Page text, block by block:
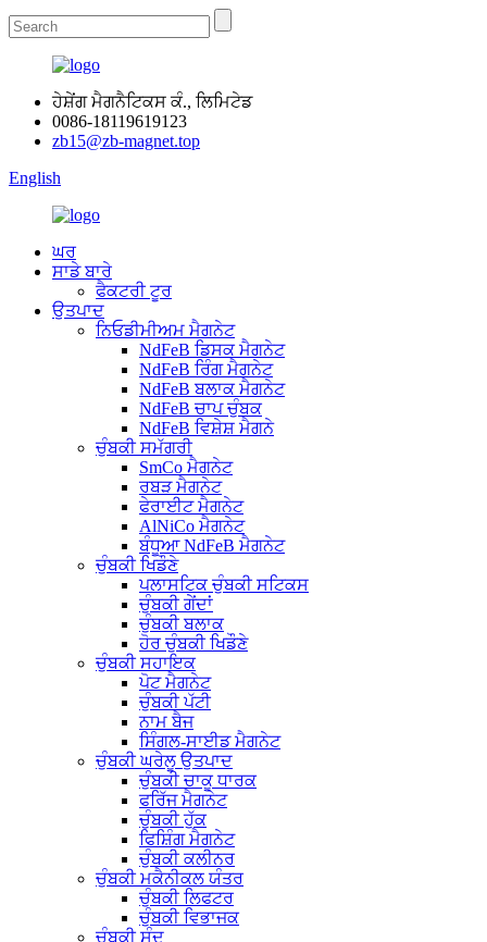
ਹੇਸ਼ੇਂਗ ਮੈਗਨੈਟਿਕਸ ਕੰ., ਲਿਮਿਟੇਡ
0086-18119619123
zb15@zb-magnet.top
English
ਘਰ
ਸਾਡੇ ਬਾਰੇ
ਫੈਕਟਰੀ ਟੂਰ
ਉਤਪਾਦ
ਨਿਓਡੀਮੀਅਮ ਮੈਗਨੇਟ
NdFeB ਡਿਸਕ ਮੈਗਨੇਟ
NdFeB ਰਿੰਗ ਮੈਗਨੇਟ
NdFeB ਬਲਾਕ ਮੈਗਨੇਟ
NdFeB ਚਾਪ ਚੁੰਬਕ
NdFeB ਵਿਸ਼ੇਸ਼ ਮੈਗਨੇ
ਚੁੰਬਕੀ ਸਮੱਗਰੀ
SmCo ਮੈਗਨੇਟ
ਰਬੜ ਮੈਗਨੇਟ
ਫੇਰਾਈਟ ਮੈਗਨੇਟ
AlNiCo ਮੈਗਨੇਟ
ਬੰਧੂਆ NdFeB ਮੈਗਨੇਟ
ਚੁੰਬਕੀ ਖਿਡੌਣੇ
ਪਲਾਸਟਿਕ ਚੁੰਬਕੀ ਸਟਿਕਸ
ਚੁੰਬਕੀ ਗੇਂਦਾਂ
ਚੁੰਬਕੀ ਬਲਾਕ
ਹੋਰ ਚੁੰਬਕੀ ਖਿਡੌਣੇ
ਚੁੰਬਕੀ ਸਹਾਇਕ
ਪੋਟ ਮੈਗਨੇਟ
ਚੁੰਬਕੀ ਪੱਟੀ
ਨਾਮ ਬੈਜ
ਸਿੰਗਲ-ਸਾਈਡ ਮੈਗਨੇਟ
ਚੁੰਬਕੀ ਘਰੇਲੂ ਉਤਪਾਦ
ਚੁੰਬਕੀ ਚਾਕੂ ਧਾਰਕ
ਫਰਿੱਜ ਮੈਗਨੇਟ
ਚੁੰਬਕੀ ਹੁੱਕ
ਫਿਸ਼ਿੰਗ ਮੈਗਨੇਟ
ਚੁੰਬਕੀ ਕਲੀਨਰ
ਚੁੰਬਕੀ ਮਕੈਨੀਕਲ ਯੰਤਰ
ਚੁੰਬਕੀ ਲਿਫਟਰ
ਚੁੰਬਕੀ ਵਿਭਾਜਕ
ਚੁੰਬਕੀ ਸੰਦ